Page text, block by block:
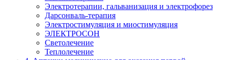
Электротерапии, гальванизация и электрофорез
Дарсонваль-терапия
Электростимуляция и миостимуляция
ЭЛЕКТРОСОН
Светолечение
Теплолечение